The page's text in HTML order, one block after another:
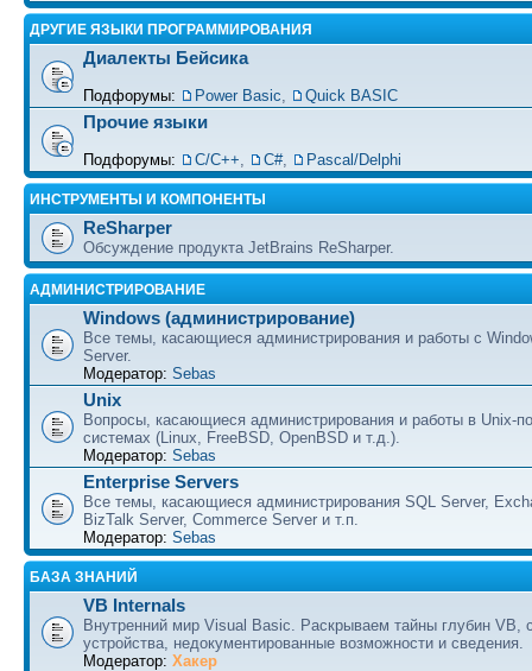
ДРУГИЕ ЯЗЫКИ ПРОГРАММИРОВАНИЯ
Диалекты Бейсика
Подфорумы: Power Basic, Quick BASIC
Прочие языки
Подфорумы: С/С++, C#, Pascal/Delphi
ИНСТРУМЕНТЫ И КОМПОНЕНТЫ
ReSharper
Обсуждение продукта JetBrains ReSharper.
АДМИНИСТРИРОВАНИЕ
Windows (администрирование)
Все темы, касающиеся администрирования и работы с
Server.
Модератор: Sebas
Unix
Вопросы, касающиеся администрирования и работы в Unix-
системах (Linux, FreeBSD, OpenBSD и т.д.).
Модератор: Sebas
Enterprise Servers
Все темы, касающиеся администрирования SQL Server,
BizTalk Server, Commerce Server и т.п.
Модератор: Sebas
БАЗА ЗНАНИЙ
VB Internals
Внутренний мир Visual Basic. Раскрываем тайны глубин VB,
устройства, недокументированные возможности и сведения.
Модератор: Хакер